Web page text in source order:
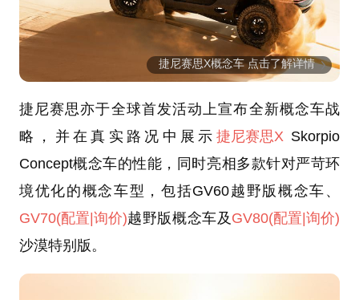
捷尼赛思X概念车 点击了解详情
捷尼赛思亦于全球首发活动上宣布全新概念车战
略，并在真实路况中展示 捷尼赛思XSkorpio
Concept概念车的性能，同时亮相多款针对严苛环
境优化的概念车型，包括GV60越野版概念车、
GV70(配置 |询价)越野版概念车及 GV80(配置 |询价)
沙漠特别版。